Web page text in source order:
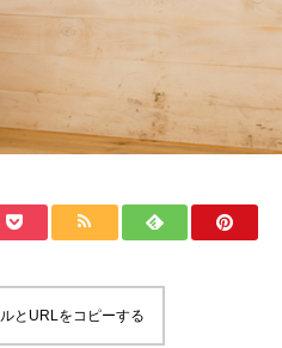
とURLをコピーする